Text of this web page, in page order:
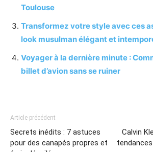
Toulouse
Transformez votre style avec ces
look musulman élégant et
Voyager à la dernière minute :
billet d’avion sans se ruiner
Article précédent
Secrets inédits : 7 astuces
pour des canapés propres et
Calvin